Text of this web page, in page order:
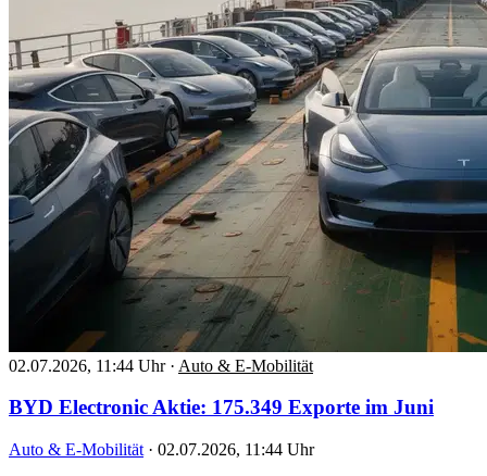
02.07.2026, 11:44 Uhr · Auto & E-Mobilität
BYD Electronic Aktie: 175.349 Exporte im Juni
Auto & E-Mobilität · 02.07.2026, 11:44 Uhr